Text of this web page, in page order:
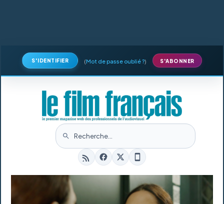
S'IDENTIFIER (Mot de passe oublié ?) S'ABONNER